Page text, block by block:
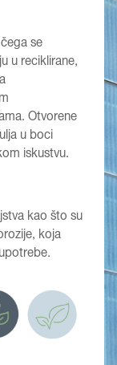
se
u reciklirane,
Otvorene
u boci
iskustvu.
kao što su
koja